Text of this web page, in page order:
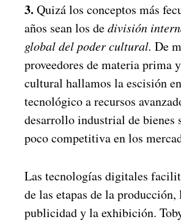
3. Quizá los conceptos más
años sean los dedivisión
global del poder cultural. De
proveedores de materia prima
cultural hallamos la escisión
tecnológico a recursos
desarrollo industrial de
poco competitiva en los
Las tecnologías digitales
de las etapas de la
publicidad y la exhibición.